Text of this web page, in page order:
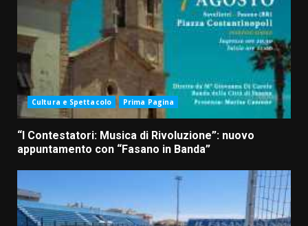
Cultura e Spettacolo Prima Pagina
“I Contestatori: Musica di Rivoluzione”: nuovo
appuntamento con “Fasano in Banda”